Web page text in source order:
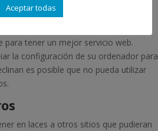
aceptar o negar el uso de
de navegadores aceptan cookies
para tener un mejor servicio web.
la configuración de su ordenador para
es posible que no pueda utilizar
en laces a otros sitios que pudieran
Aceptar todas